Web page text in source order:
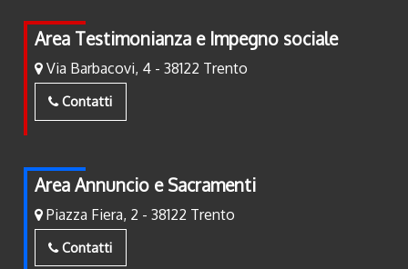
Area Testimonianza e Impegno sociale
Via Barbacovi, 4 - 38122 Trento
Contatti
Area Annuncio e Sacramenti
Piazza Fiera, 2 - 38122 Trento
Contatti